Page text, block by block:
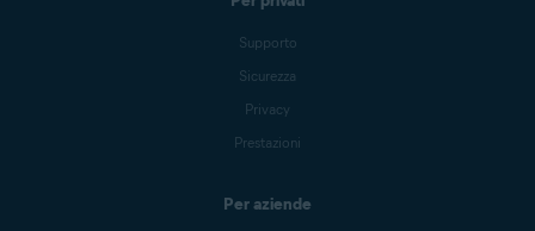
Supporto
Sicurezza
Privacy
Prestazioni
Per aziende